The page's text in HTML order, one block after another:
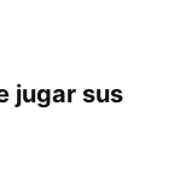
jugar sus